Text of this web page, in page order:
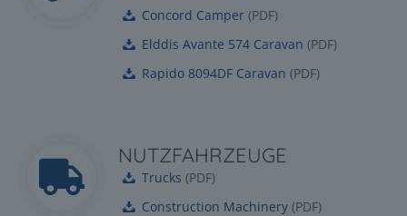
Concord Camper (PDF)
Elddis Avante 574 Caravan (PDF)
Rapido 8094DF Caravan (PDF)
NUTZFAHRZEUGE
Trucks (PDF)
Construction Machinery (PDF)